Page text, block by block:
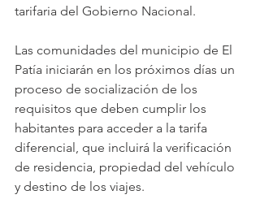
tarifaria del Gobierno Nacional.
Las comunidades del municipio de El
Patía iniciarán en los próximos días un
proceso de socialización de los
requisitos que deben cumplir los
habitantes para acceder a la tarifa
diferencial, que incluirá la verificación
de residencia, propiedad del vehículo
y destino de los viajes.